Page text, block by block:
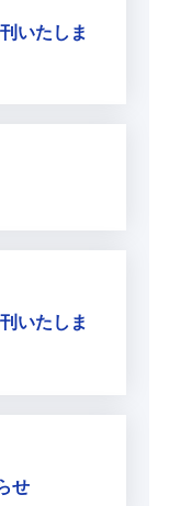
いたしま
いたしま
せ